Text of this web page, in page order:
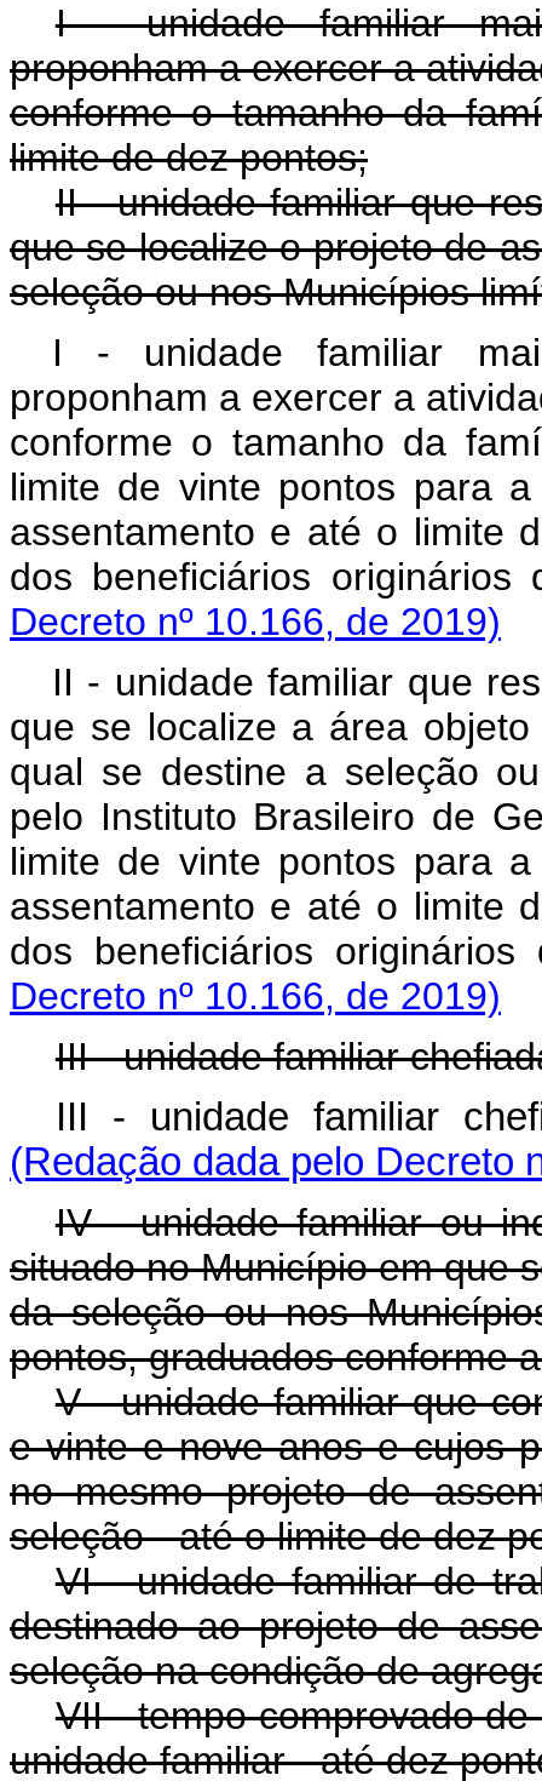
I - unidade familiar
proponham a exercer a
conforme o tamanho da
limite de dez pontos;
II - unidade familiar que
que se localize o projeto de
seleção ou nos Municípios
I - unidade familiar
proponham a exercer a
conforme o tamanho da
limite de vinte pontos para
assentamento e até o limite
dos beneficiários
Decreto nº 10.166, de 2019)
II - unidade familiar que
que se localize a área
qual se destine a seleção
pelo Instituto Brasileiro de
limite de vinte pontos para
assentamento e até o limite
dos beneficiários
Decreto nº 10.166, de 2019)
III - unidade familiar
III - unidade familiar
(Redação dada pelo Decreto
IV - unidade familiar ou
situado no Município em que
da seleção ou nos
pontos, graduados conforme
V - unidade familiar que
e vinte e nove anos e cujos
no mesmo projeto de
seleção - até o limite de dez
VI - unidade familiar de
destinado ao projeto de
seleção na condição de
VII - tempo comprovado
unidade familiar - até dez